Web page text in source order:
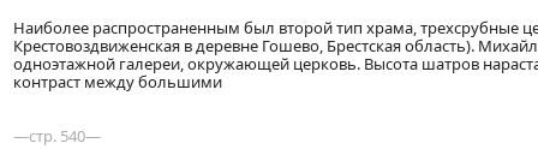
Наиболее распространенным был второй тип храма, трехсрубные
Крестовоздвиженская в деревне Гошево, Брестская область).
одноэтажной галереи, окружающей церковь. Высота шатров
контраст между большими
—стр. 540—